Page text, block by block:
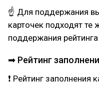
☝ Для поддержания
карточек подходят
поддержания
➡ Рейтинг
❗ Рейтинг заполнения